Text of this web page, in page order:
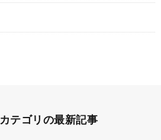
カテゴリの最新記事